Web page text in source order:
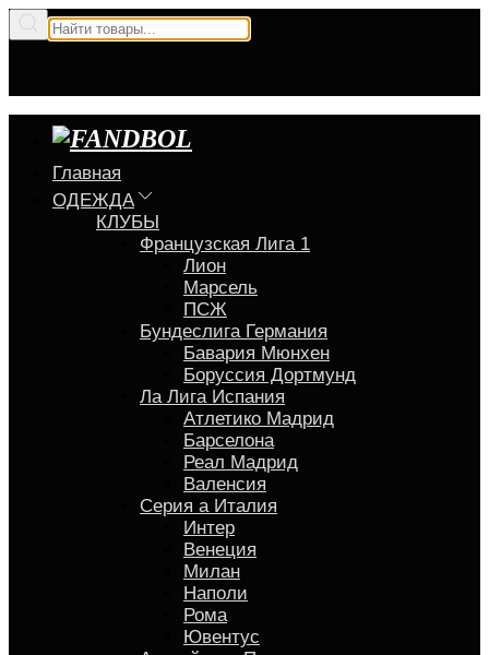
Главная
ОДЕЖДА
КЛУБЫ
Французская Лига 1
Лион
Марсель
ПСЖ
Бундеслига Германия
Бавария Мюнхен
Боруссия Дортмунд
Ла Лига Испания
Атлетико Мадрид
Барселона
Реал Мадрид
Валенсия
Серия a Италия
Интер
Венеция
Милан
Наполи
Рома
Ювентус